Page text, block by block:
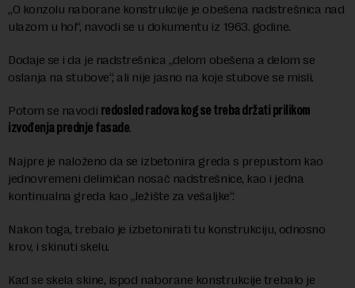
„O konzolu naborane konstrukcije je obešena nadstrešnica nad
ulazom u hol“, navodi se u dokumentu iz 1963. godine.
Dodaje se i da je nadstrešnica „delom obešena a delom se
oslanja na stubove“, ali nije jasno na koje stubove se misli.
Potom se navodi redosled radova kog se treba držati prilikom
izvođenja prednje fasade.
Najpre je naloženo da se izbetonira greda s prepustom kao
jednovremeni delimičan nosač nadstrešnice, kao i jedna
kontinualna greda kao „ležište za vešaljke“.
Nakon toga, trebalo je izbetonirati tu konstrukciju, odnosno
krov, i skinuti skelu.
Kad se skela skine, ispod naborane konstrukcije trebalo je